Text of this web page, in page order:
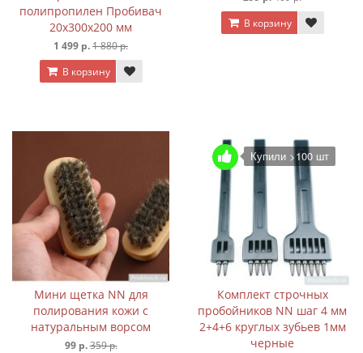
полипропилен Пробивач
20х300х200 мм
1 499 р.1 880 р.
В корзину
В корзину
Мини щетка NN для
полирования кожи с
натуральным ворсом
99 р.359 р.
Купили >100 шт
Комплект строчных
пробойников NN шаг 4 мм
2+4+6 круглых зубьев 1мм
черные